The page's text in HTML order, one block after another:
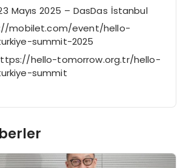
Mayıs 2025 – DasDas İstanbul
mobilet.com/event/hello-
summit-2025
hello-tomorrow.org.tr/hello-
summit